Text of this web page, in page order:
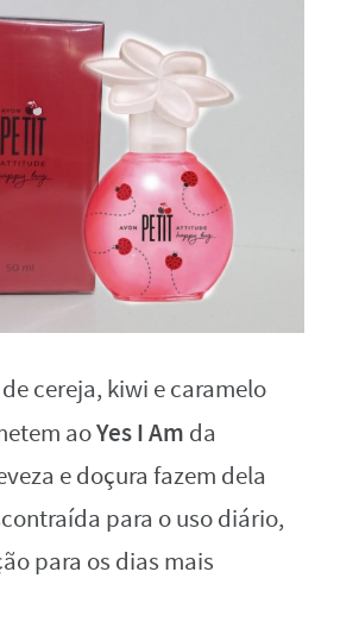
cereja, kiwi e caramelo
aoYes I Am da
e doçura fazem dela
para o uso diário,
para os dias mais